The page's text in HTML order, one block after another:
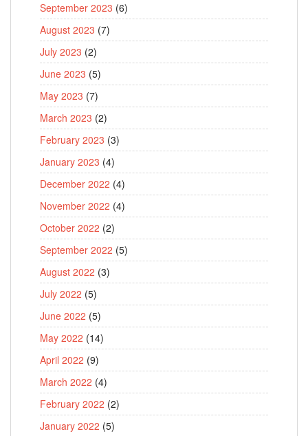
September 2023 (6)
August 2023 (7)
July 2023 (2)
June 2023 (5)
May 2023 (7)
March 2023 (2)
February 2023 (3)
January 2023 (4)
December 2022 (4)
November 2022 (4)
October 2022 (2)
September 2022 (5)
August 2022 (3)
July 2022 (5)
June 2022 (5)
May 2022 (14)
April 2022 (9)
March 2022 (4)
February 2022 (2)
January 2022 (5)